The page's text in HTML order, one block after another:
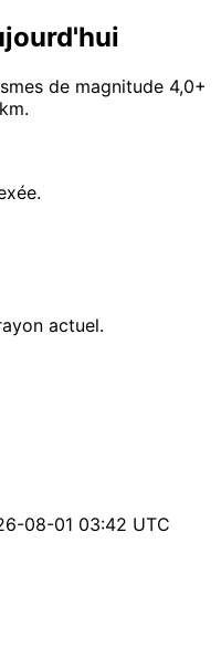
de magnitude 4,0+
actuel.
08-01 03:42 UTC